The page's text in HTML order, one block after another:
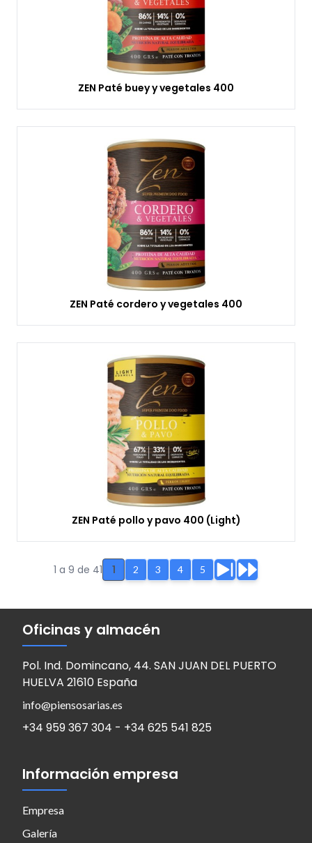
ZEN Paté buey y vegetales 400
ZEN Paté cordero y vegetales 400
ZEN Paté pollo y pavo 400 (Light)
1 a 9 de 41 1 2 3 4 5
Oficinas y almacén
Pol. Ind. Domincano, 44. SAN JUAN DEL PUERTO
HUELVA 21610 España
info@piensosarias.es
+34 959 367 304 - +34 625 541 825
Información empresa
Empresa
Galería